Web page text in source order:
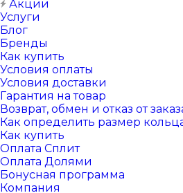
Акции
Услуги
Блог
Бренды
Как купить
Условия оплаты
Условия доставки
Гарантия на товар
Возврат, обмен и отказ от
Как определить размер
Как купить
Оплата Сплит
Оплата Долями
Бонусная программа
Компания